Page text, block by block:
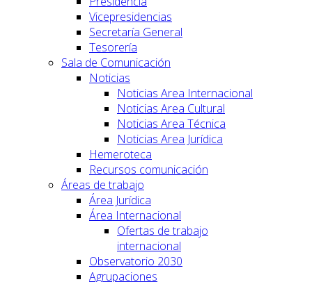
Vicepresidencias
Secretaría General
Tesorería
Sala de Comunicación
Noticias
Noticias Area Internacional
Noticias Area Cultural
Noticias Area Técnica
Noticias Area Jurídica
Hemeroteca
Recursos comunicación
Áreas de trabajo
Área Jurídica
Área Internacional
Ofertas de trabajo
internacional
Observatorio 2030
Agrupaciones